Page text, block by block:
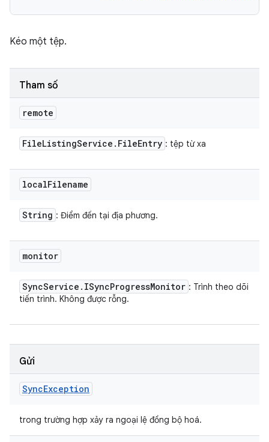
Kéo một tệp.
Tham số
remote
FileListingService . FileEntry : tệp từ xa
localFilename
String : Điểm đến tại địa phương.
monitor
SyncService . ISyncProgressMonitor : Trình theo dõi
tiến trình. Không được rỗng.
Gửi
SyncException
trong trường hợp xảy ra ngoại lệ đồng bộ hoá.